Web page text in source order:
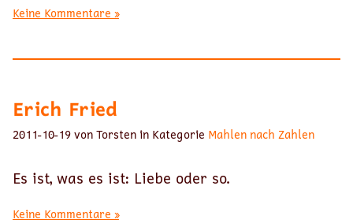
Keine Kommentare »
Erich Fried
2011-10-19 von Torsten in Kategorie Mahlen nach Zahlen
Es ist, was es ist: Liebe oder so.
Keine Kommentare »